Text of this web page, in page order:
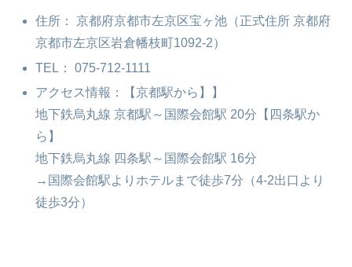
住所： 京都府京都市左京区宝ヶ池（正式住所 京都府
京都市左京区岩倉幡枝町1092-2）
TEL： 075-712-1111
アクセス情報：【京都駅から】】
地下鉄烏丸線 京都駅～国際会館駅 20分【四条駅か
ら】
地下鉄烏丸線 四条駅～国際会館駅 16分
→国際会館駅よりホテルまで徒歩7分（4-2出口より
徒歩3分）